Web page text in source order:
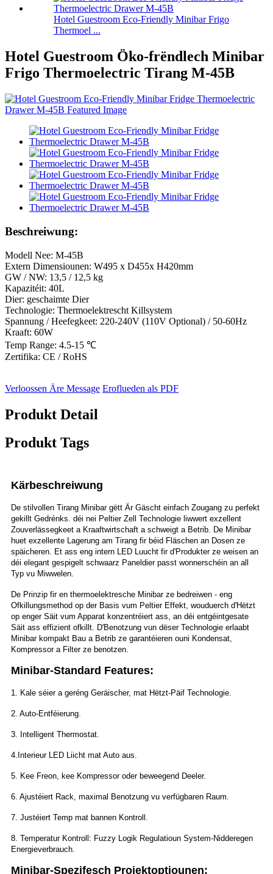
Hotel Guestroom Eco-Friendly Minibar Frigo
Thermoel ...
Hotel Guestroom Öko-frëndlech Minibar
Frigo Thermoelectric Tirang M-45B
Beschreiwung:
Modell Nee: M-45B
Extern Dimensiounen: W495 x D455x H420mm
GW / NW: 13,5 / 12,5 kg
Kapazitéit: 40L
Dier: geschaimte Dier
Technologie: Thermoelektrescht Killsystem
Spannung / Heefegkeet: 220-240V (110V Optional) / 50-60Hz
Kraaft: 60W
Temp Range: 4.5-15 ℃
Zertifika: CE / RoHS
Verloossen Äre Message Eroflueden als PDF
Produkt Detail
Produkt Tags
Kärbeschreiwung
De stilvollen Tirang Minibar gëtt Är Gäscht einfach Zougang zu perfekt
gekillt Gedrénks. déi nei Peltier Zell Technologie liwwert exzellent
Zouverlässegkeet a Kraaftwirtschaft a schweigt a Betrib. De Minibar
huet exzellente Lagerung am Tirang fir béid Fläschen an Dosen ze
späicheren. Et ass eng intern LED Luucht fir d'Produkter ze weisen an
déi elegant gespigelt schwaarz Paneldier passt wonnerschéin an all
Typ vu Miwwelen.
De Prinzip fir en thermoelektresche Minibar ze bedreiwen - eng
Ofkillungsmethod op der Basis vum Peltier Effekt, wouduerch d'Hëtzt
op enger Säit vum Apparat konzentréiert ass, an déi entgéintgesate
Säit ass effizient ofkillt. D'Benotzung vun dëser Technologie erlaabt
Minibar kompakt Bau a Betrib ze garantéieren ouni Kondensat,
Kompressor a Filter ze benotzen.
Minibar-Standard Features:
1. Kale séier a geréng Geräischer, mat Hëtzt-Päif Technologie.
2. Auto-Entféierung.
3. Intelligent Thermostat.
4.Interieur LED Liicht mat Auto aus.
5. Kee Freon, kee Kompressor oder beweegend Deeler.
6. Ajustéiert Rack, maximal Benotzung vu verfügbaren Raum.
7. Justéiert Temp mat bannen Kontroll.
8. Temperatur Kontroll: Fuzzy Logik Regulatioun System-Nidderegen
Energieverbrauch.
Minibar-Spezifesch Projektoptiounen: